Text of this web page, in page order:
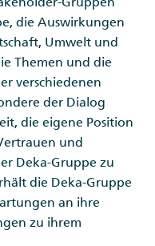
die Auswirkungen
Umwelt und
Themen und die
verschiedenen
der Dialog
die eigene Position
und
Deka-Gruppe zu
die Deka-Gruppe
an ihre
zu ihrem